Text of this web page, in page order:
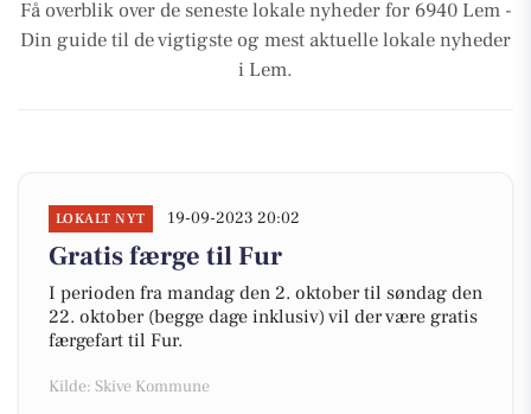
Få overblik over de seneste lokale nyheder for 6940 Lem -
Din guide til de vigtigste og mest aktuelle lokale nyheder
i Lem.
LOKALT NYT 19-09-2023 20:02
Gratis færge til Fur
I perioden fra mandag den 2. oktober til søndag den
22. oktober (begge dage inklusiv) vil der være gratis
færgefart til Fur.
Kilde: Skive Kommune